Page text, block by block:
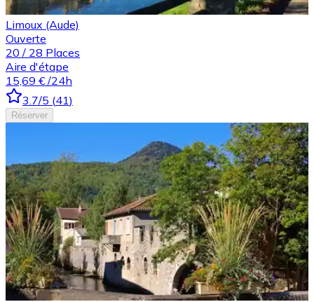
Limoux (Aude)
Ouverte
20 / 28 Places
Aire d'étape
15,69 € /24h
3.7/5 (41)
Réserver